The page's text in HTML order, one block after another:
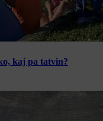
kaj pa tatvin?